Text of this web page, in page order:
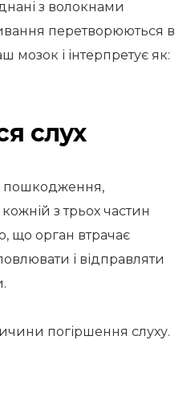
з волокнами
перетворюються в
мозок і інтерпретує як:
слух
пошкодження,
з трьох частин
що орган втрачає
і відправляти
погіршення слуху.